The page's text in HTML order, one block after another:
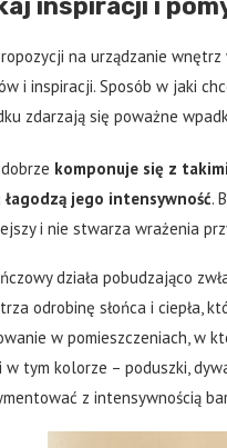
na urządzanie
i inspiracji. Sposób w jaki
zdarzają się poważne
komponuje się z
łagodzą jego intensywność.
i nie stwarza wrażenia
działa pobudzająco
odrobinę słońca i ciepła,
w pomieszczeniach, w
w tym kolorze – poduszki,
z intensywnością